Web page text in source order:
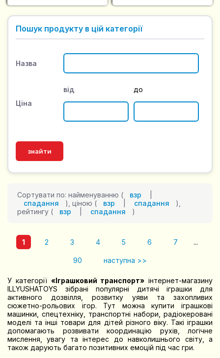
Пошук продукту в цій категорії
Назва
Ціна
від до
Сортувати по: найменуванню ( взр
спадання
), ціною ( взр спадання
),
рейтингу (
взр спадання )
1 2 3 4 5 6 7 ...
90 наступна >>
У категорії «Іграшковий транспорт» інтернет-магазину
ILLYUSHATOYS зібрані популярні дитячі іграшки для
активного дозвілля, розвитку уяви та захопливих
сюжетно-рольових ігор. Тут можна купити іграшкові
машинки, спецтехніку, транспортні набори, радіокеровані
моделі та інші товари для дітей різного віку. Такі іграшки
допомагають розвивати координацію рухів, логічне
мислення, увагу та інтерес до навколишнього світу, а
також дарують багато позитивних емоцій під час гри.